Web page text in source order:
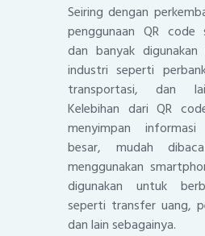
Seiring dengan
penggunaan QR code
dan banyak
industri seperti
transportasi, dan
Kelebihan dari QR
menyimpan
besar, mudah
menggunakan
digunakan untuk
seperti transfer uang,
dan lain sebagainya.